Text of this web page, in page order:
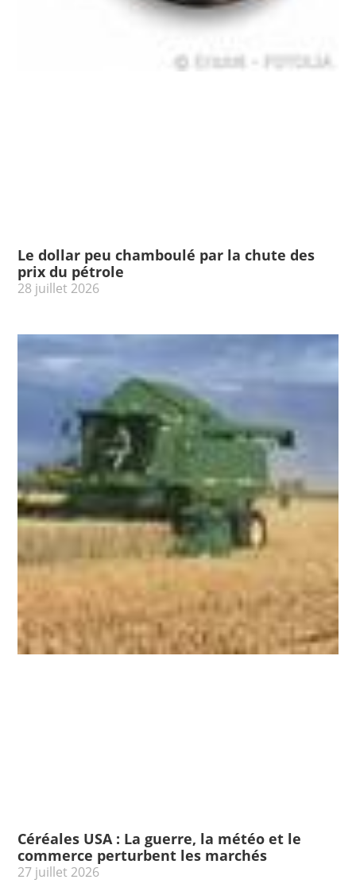
Le dollar peu chamboulé par la chute des
prix du pétrole
28 juillet 2026
Céréales USA : La guerre, la météo et le
commerce perturbent les marchés
27 juillet 2026